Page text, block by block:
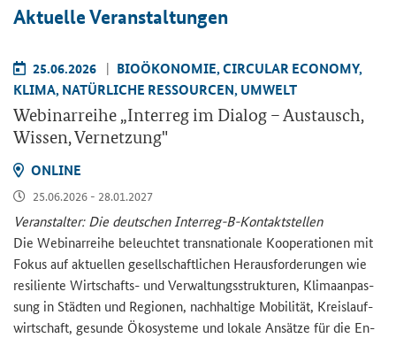
Ak­tu­el­le Ver­an­stal­tun­gen
25.06.2026
BIO­ÖKO­NO­MIE, CIR­CU­LAR ECO­NO­MY,
KLIMA, NA­TÜR­LI­CHE RES­SOUR­CEN, UM­WELT
We­bi­nar­rei­he „Interregim Dia­log – Aus­tausch,
Wis­sen, Ver­net­zung"
ON­LINE
25.06.2026 - 28.01.2027
Ver­an­stal­ter: Die deut­schen Interreg-​B-Kontaktstellen
Die We­bi­nar­rei­he be­leuch­tet trans­na­tio­na­le Ko­ope­ra­tio­nen mit
Fokus auf ak­tu­el­len ge­sell­schaft­li­chen Her­aus­for­de­run­gen wie
re­si­li­en­te Wirtschafts-​ und Ver­wal­tungs­struk­tu­ren, Kli­ma­an­pas­
sung in Städ­ten und Re­gio­nen, nach­hal­ti­ge Mo­bi­li­tät, Kreis­lauf­
wirt­schaft, ge­sun­de Öko­sys­te­me und lo­ka­le An­sät­ze für die En­